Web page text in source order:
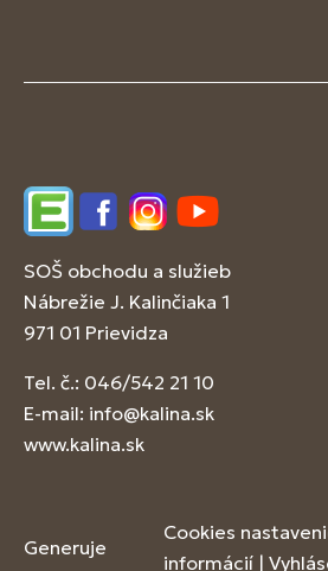
EdupageFacebookInstagram
YouTube
SOŠ obchodu a služieb
Nábrežie J. Kalinčiaka 1
971 01 Prievidza
Tel. č.: 046/542 21 10
E-mail: info@kalina.sk
www.kalina.sk
Generuje
Cookies
informácií |